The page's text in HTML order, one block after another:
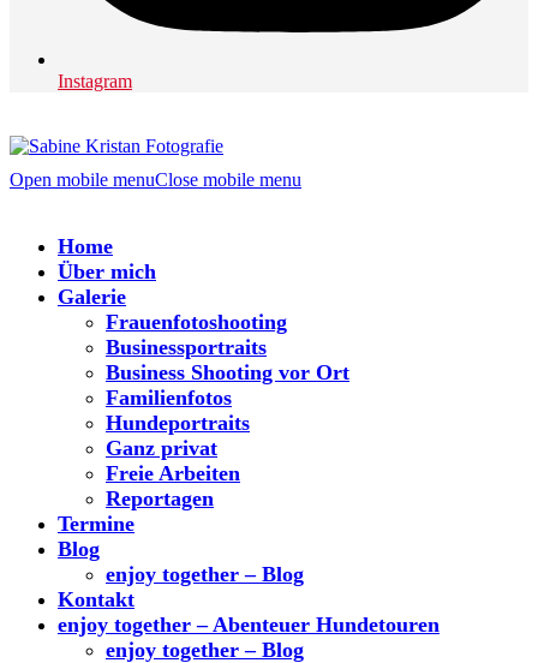
Instagram
Open mobile menuClose mobile menu
Home
Über mich
Galerie
Frauenfotoshooting
Businessportraits
Business Shooting vor Ort
Familienfotos
Hundeportraits
Ganz privat
Freie Arbeiten
Reportagen
Termine
Blog
enjoy together – Blog
Kontakt
enjoy together – Abenteuer Hundetouren
enjoy together – Blog